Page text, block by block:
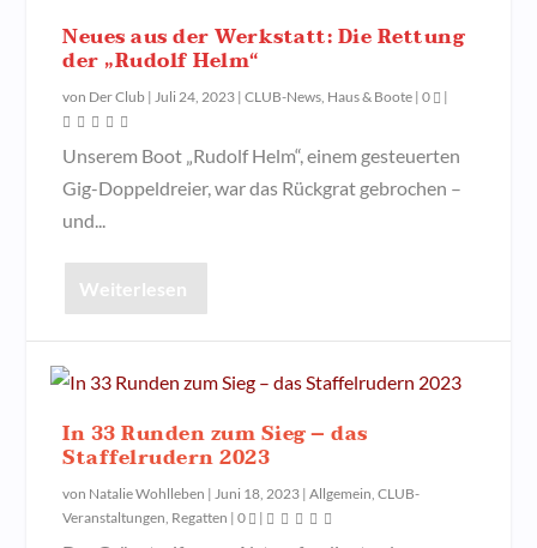
Neues aus der Werkstatt: Die Rettung
der „Rudolf Helm“
von Der Club |Juli 24, 2023 |CLUB-News, Haus & Boote |0 |
Unserem Boot „Rudolf Helm“, einem gesteuerten
Gig-Doppeldreier, war das Rückgrat gebrochen –
und...
Weiterlesen
In 33 Runden zum Sieg – das
Staffelrudern 2023
von Natalie Wohlleben |Juni 18, 2023 |Allgemein,CLUB-
Veranstaltungen, Regatten |0 |